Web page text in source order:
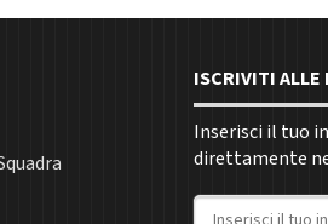
ISCRIVITI ALLE
Inserisci il tuo
direttamente
Indirizzo email